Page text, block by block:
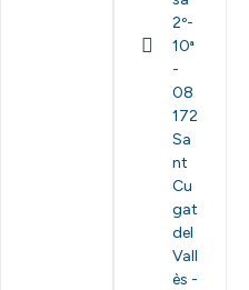
2º-
10ª
-
08
172
Sa
nt
Cu
gat
del
Vall
ès -